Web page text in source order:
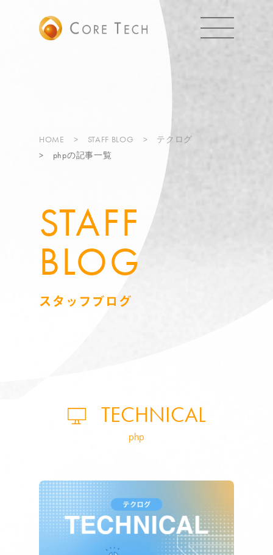
HOME STAFF BLOG
テクログ
phpの記事一覧
STAFF
BLOG
スタッフブログ
TECHNICAL
php